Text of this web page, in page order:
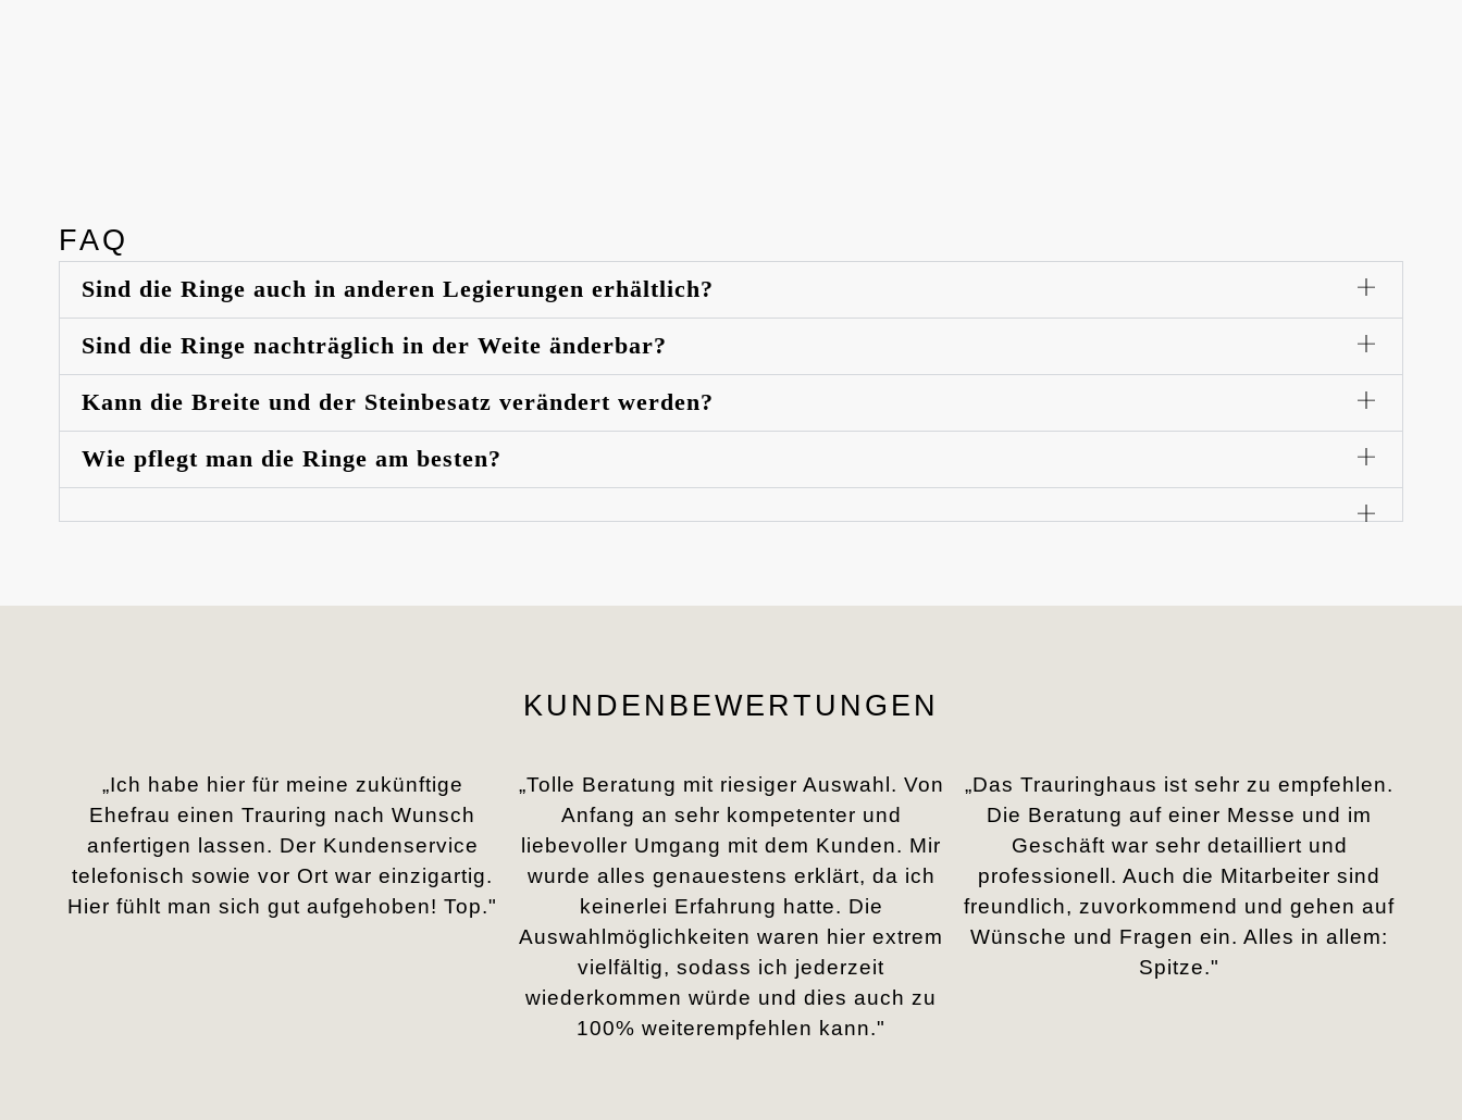
FAQ
Sind die Ringe auch in anderen Legierungen erhältlich?
Sind die Ringe nachträglich in der Weite änderbar?
Kann die Breite und der Steinbesatz verändert werden?
Wie pflegt man die Ringe am besten?
KUNDENBEWERTUNGEN
„Ich habe hier für meine zukünftige
Ehefrau einen Trauring nach Wunsch
anfertigen lassen. Der Kundenservice
telefonisch sowie vor Ort war einzigartig.
Hier fühlt man sich gut aufgehoben! Top."
„Tolle Beratung mit riesiger Auswahl. Von
Anfang an sehr kompetenter und
liebevoller Umgang mit dem Kunden. Mir
wurde alles genauestens erklärt, da ich
keinerlei Erfahrung hatte. Die
Auswahlmöglichkeiten waren hier extrem
vielfältig, sodass ich jederzeit
wiederkommen würde und dies auch zu
100% weiterempfehlen kann."
„Das Trauringhaus ist sehr zu empfehlen.
Die Beratung auf einer Messe und im
Geschäft war sehr detailliert und
professionell. Auch die Mitarbeiter sind
freundlich, zuvorkommend und gehen auf
Wünsche und Fragen ein. Alles in allem:
Spitze."